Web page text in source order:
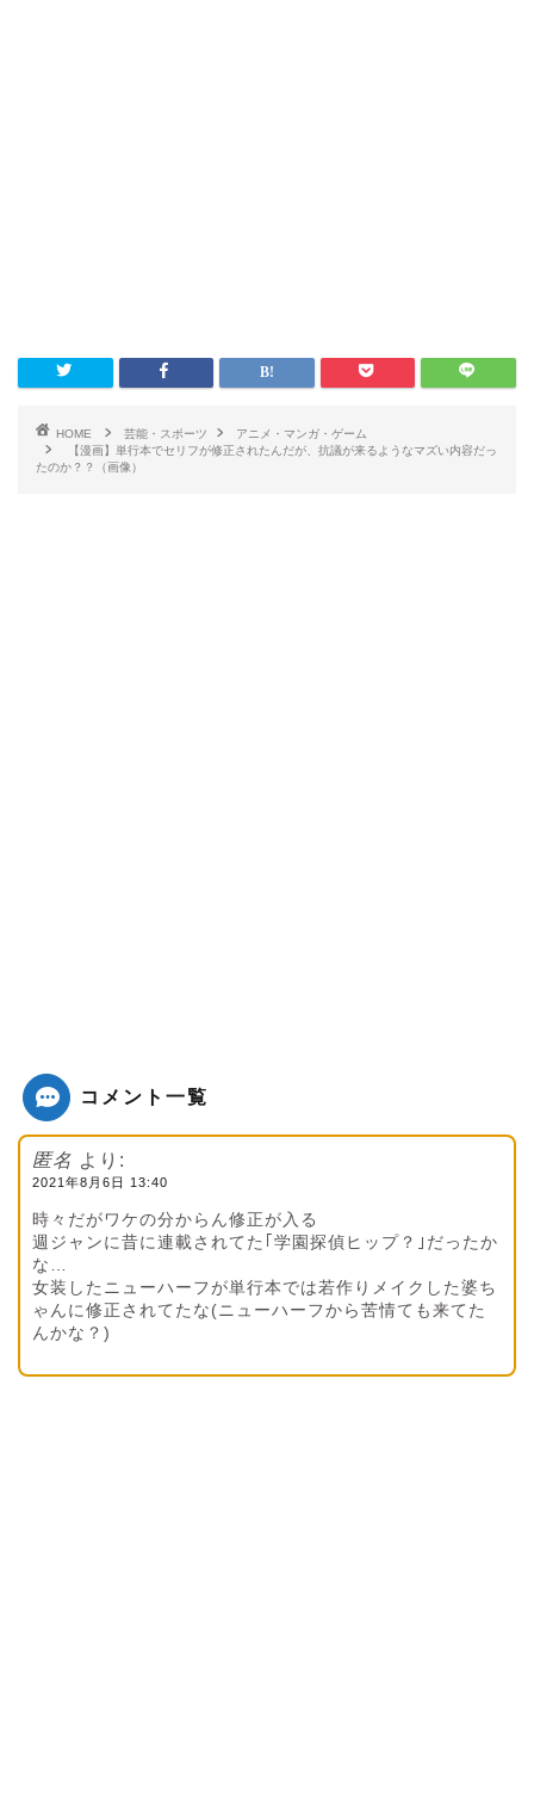
HOME 芸能・スポーツ
アニメ・マンガ・ゲーム
【漫画】単行本でセリフが修正されたんだが、抗議が来るようなマズい内容だっ
たのか？？（画像）
コメント一覧
匿名 より:
2021年8月6日 13:40
時々だがワケの分からん修正が入る
週ジャンに昔に連載されてた｢学園探偵ヒップ？｣だったか
な…
女装したニューハーフが単行本では若作りメイクした婆ち
ゃんに修正されてたな(ニューハーフから苦情ても来てた
んかな？)